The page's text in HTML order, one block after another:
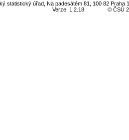
statistický úřad, Na padesátém 81, 100 82 Praha
Verze: 1.2.18
© ČSÚ